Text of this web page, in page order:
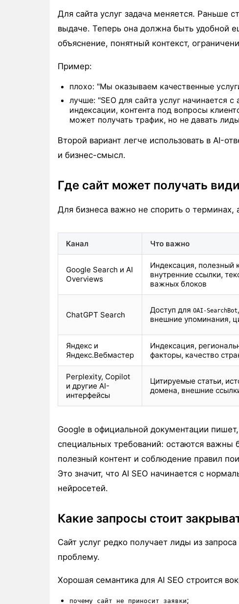
Для сайта услуг задача меняется. Раньше
выдаче. Теперь она должна быть удобной
объяснение, понятный контекст,
Пример:
плохо: "Мы оказываем качественные
лучше: "SEO для сайта услуг начинается
индексации, контента под вопросы
может получать трафик, но не давать
Второй вариант легче использовать в AI-
и бизнес-смысл.
Где сайт может получать
Для бизнеса важно не спорить о терминах,
Канал Что важно
Google Search и AI
Overviews
Индексация, полезный
внутренние ссылки,
важных блоков
ChatGPT Search
Доступ для OAI-SearchBot
внешние упоминания,
Яндекс и
Яндекс.Вебмастер
Индексация,
факторы, качество
Perplexity, Copilot
и другие AI-
интерфейсы
Цитируемые статьи,
домена, внешние
Google в официальной документации
специальных требований: остаются важны
полезный контент и соблюдение правил
Это значит, что AI SEO начинается с
нейросетей.
Какие запросы стоит
Сайт услуг редко получает лиды из
проблему.
Хорошая семантика для AI SEO строится
почему сайт не приносит заявки;